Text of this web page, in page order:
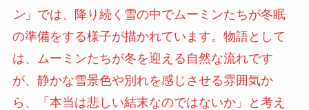
ン」では、降り続く雪の中でムーミンたちが冬眠
の準備をする様子が描かれています。物語として
は、ムーミンたちが冬を迎える自然な流れです
が、静かな雪景色や別れを感じさせる雰囲気か
ら、「本当は悲しい結末なのではないか」と考え